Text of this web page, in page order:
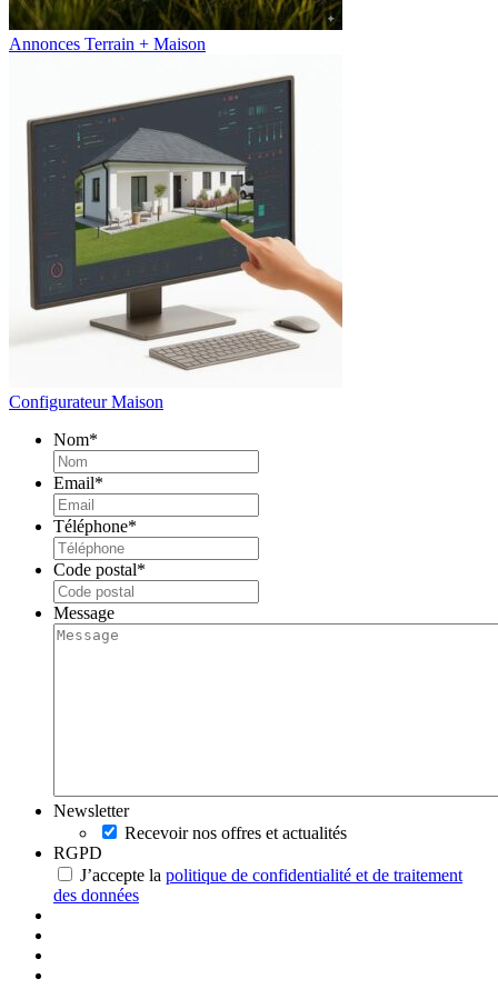
Annonces Terrain + Maison
Configurateur Maison
Nom*
Email*
Téléphone*
Code postal*
Message
Newsletter
Recevoir nos offres et actualités
RGPD
J’accepte la politique de confidentialité et de traitement
des données